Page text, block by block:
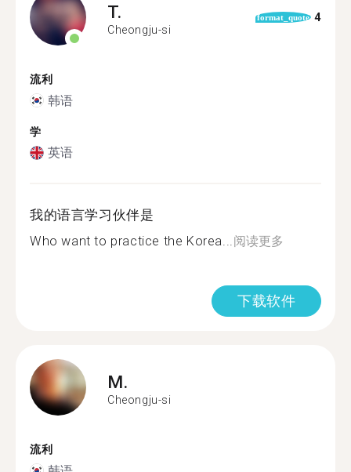
T.
Cheongju-si
format_quote 4
流利
韩语
学
英语
我的语言学习伙伴是
Who want to practice the Korea...阅读更多
下载软件
M.
Cheongju-si
流利